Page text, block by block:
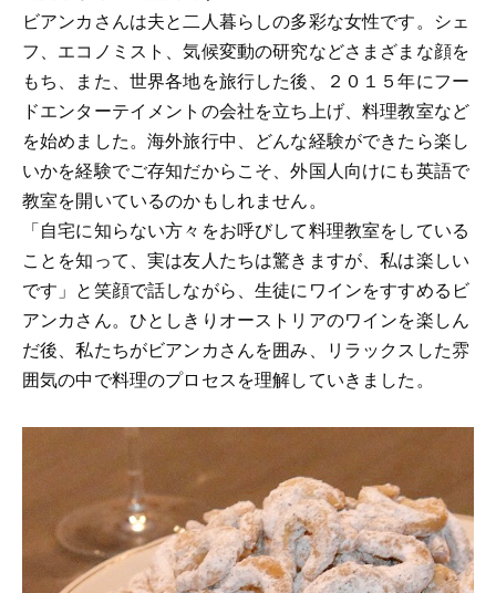
ビアンカさんは夫と二人暮らしの多彩な女性です。シェ
フ、エコノミスト、気候変動の研究などさまざまな顔を
もち、また、世界各地を旅行した後、２０１５年にフー
ドエンターテイメントの会社を立ち上げ、料理教室など
を始めました。海外旅行中、どんな経験ができたら楽し
いかを経験でご存知だからこそ、外国人向けにも英語で
教室を開いているのかもしれません。
「自宅に知らない方々をお呼びして料理教室をしている
ことを知って、実は友人たちは驚きますが、私は楽しい
です」と笑顔で話しながら、生徒にワインをすすめるビ
アンカさん。ひとしきりオーストリアのワインを楽しん
だ後、私たちがビアンカさんを囲み、リラックスした雰
囲気の中で料理のプロセスを理解していきました。